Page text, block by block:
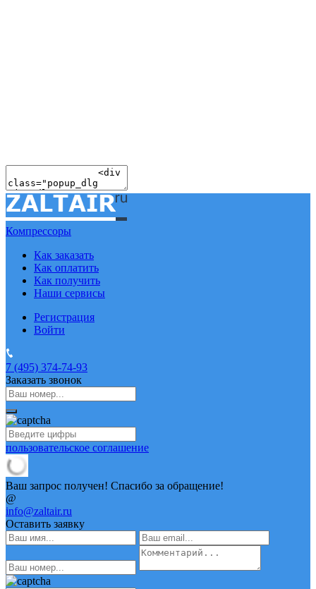
Компрессоры
Как заказать
Как оплатить
Как получить
Наши сервисы
Регистрация
Войти
7 (495) 374-74-93
Заказать звонок
пользовательское соглашение
Ваш запрос получен! Спасибо за обращение!
@
info@zaltair.ru
Оставить заявку